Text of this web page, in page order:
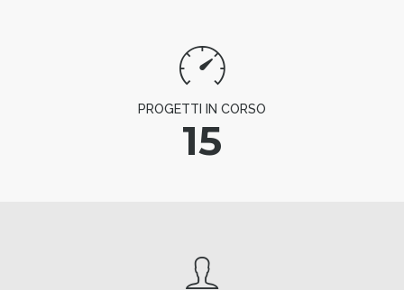
PROGETTI IN CORSO
15